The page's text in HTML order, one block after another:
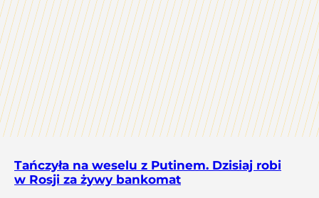
Tańczyła na weselu z Putinem. Dzisiaj robi
w Rosji za żywy bankomat